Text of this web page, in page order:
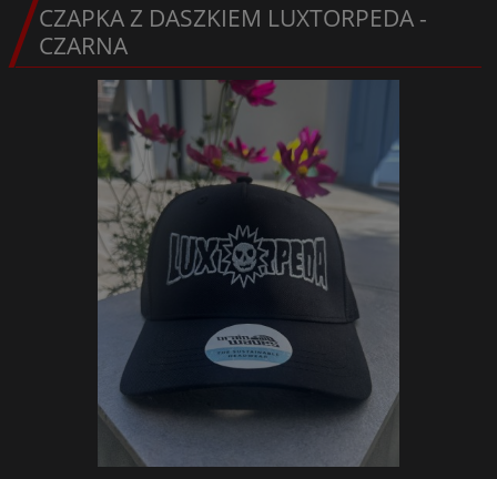
CZAPKA Z DASZKIEM LUXTORPEDA -
CZARNA